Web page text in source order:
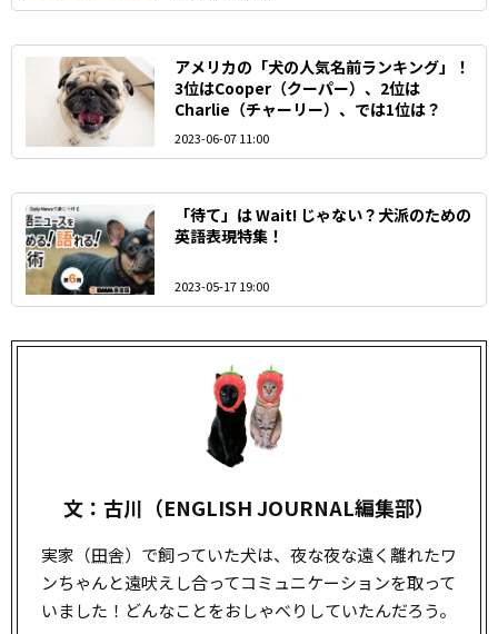
アメリカの「犬の人気名前ランキング」！
3位はCooper（クーパー）、2位は
Charlie（チャーリー）、では1位は？
2023-06-07 11:00
「待て」は Wait! じゃない？犬派のための
英語表現特集！
2023-05-17 19:00
文：古川（ENGLISH JOURNAL編集部）
実家（田舎）で飼っていた犬は、夜な夜な遠く離れたワ
ンちゃんと遠吠えし合ってコミュニケーションを取って
いました！どんなことをおしゃべりしていたんだろう。